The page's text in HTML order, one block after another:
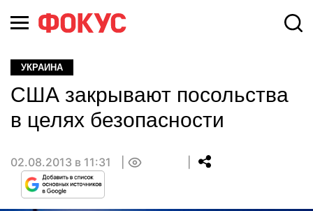
УКРАИНА
США закрывают посольства
в целях безопасности
02.08.2013 в 11:31